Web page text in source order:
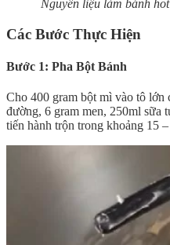
Nguyên liệu làm bánh
Các Bước Thực Hiện
Bước 1: Pha Bột Bánh
Cho 400 gram bột mì vào tô lớn
đường, 6 gram men, 250ml sữa
tiến hành trộn trong khoảng 15